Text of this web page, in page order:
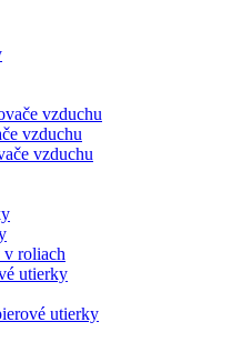
vzduchu
vzduchu
vzduchu
v roliach
utierky
utierky